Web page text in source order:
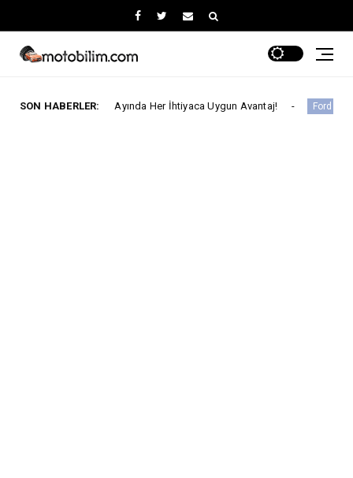
SON HABERLER:
Ayında Her İhtiyaca Uygun Avantaj! Ford Trucks Ford